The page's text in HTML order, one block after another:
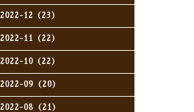
2022-12（23）
2022-11（22）
2022-10（22）
2022-09（20）
2022-08（21）